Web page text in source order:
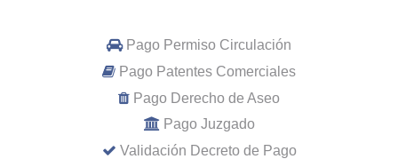
Pago Permiso Circulación
Pago Patentes Comerciales
Pago Derecho de Aseo
Pago Juzgado
Validación Decreto de Pago